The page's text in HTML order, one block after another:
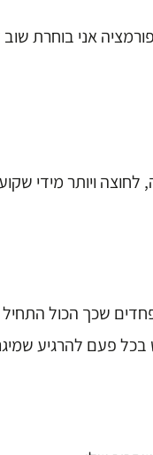
אני בוחרת
ויותר מידי
שכך הכול התחיל
פעם להרגיע